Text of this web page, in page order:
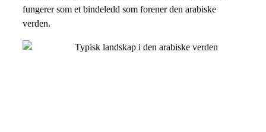
fungerer som et bindeledd som forener den arabiske
verden.